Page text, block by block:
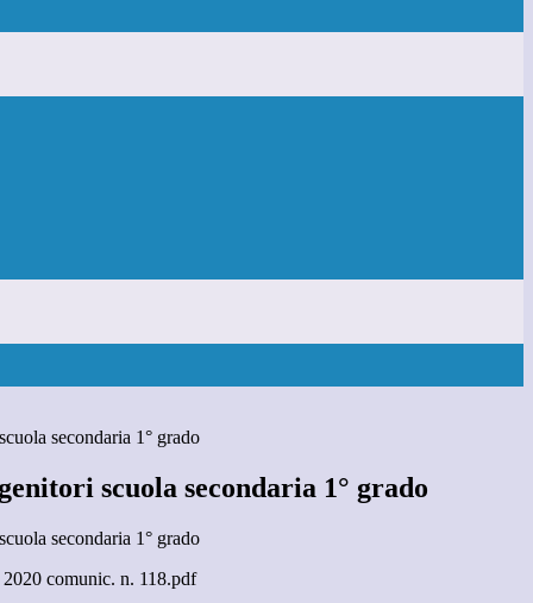
secondaria 1° grado
scuola secondaria 1° grado
secondaria 1° grado
comunic. n. 118.pdf